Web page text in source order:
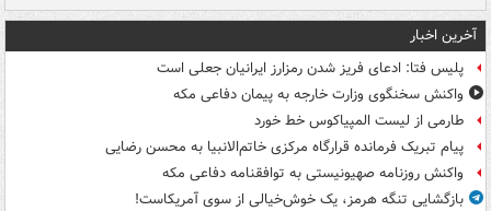
آخرین اخبار
پلیس فتا: ادعای فریز شدن رمزارز ایرانیان جعلی است
واکنش سخنگوی وزارت خارجه به پیمان دفاعی مکه
طارمی از لیست المپیاکوس خط خورد
پیام تبریک فرمانده قرارگاه مرکزی خاتم‌الانبیا به محسن رضایی
واکنش روزنامه صهیونیستی به توافقنامه دفاعی مکه
بازگشایی تنگه هرمز، یک خوش‌خیالی از سوی آمریکاست!